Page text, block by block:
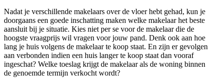
Nadat je verschillende makelaars over de vloer hebt gehad, kun je
doorgaans een goede inschatting maken welke makelaar het beste
aansluit bij je situatie. Kies niet per se voor de makelaar die de
hoogste vraagprijs wil vragen voor jouw pand. Denk ook aan hoe
lang je huis volgens de makelaar te koop staat. En zijn er gevolgen
aan verbonden indien een huis langer te koop staat dan vooraf
ingeschat? Welke toeslag krijgt de makelaar als de woning binnen
de genoemde termijn verkocht wordt?